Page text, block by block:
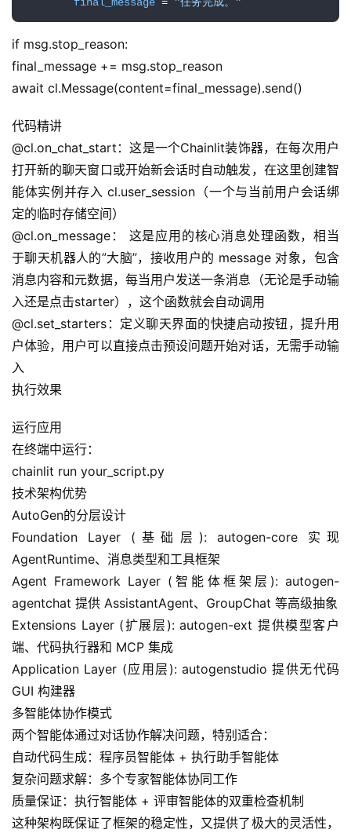
if msg.stop_reason:
final_message += msg.stop_reason
await cl.Message(content=final_message).send()
代码精讲
@cl.on_chat_start：这是一个Chainlit装饰器，在每次用户
打开新的聊天窗口或开始新会话时自动触发，在这里创建智
能体实例并存入 cl.user_session（一个与当前用户会话绑
定的临时存储空间）
@cl.on_message： 这是应用的核心消息处理函数，相当
于聊天机器人的”大脑”，接收用户的 message 对象，包含
消息内容和元数据，每当用户发送一条消息（无论是手动输
入还是点击starter），这个函数就会自动调用
@cl.set_starters：定义聊天界面的快捷启动按钮，提升用
户体验，用户可以直接点击预设问题开始对话，无需手动输
入
执行效果
运行应用
在终端中运行：
chainlit run your_script.py
技术架构优势
AutoGen的分层设计
Foundation Layer (基础层): autogen-core 实现
AgentRuntime、消息类型和工具框架
Agent Framework Layer (智能体框架层): autogen-
agentchat 提供 AssistantAgent、GroupChat 等高级抽象
Extensions Layer (扩展层): autogen-ext 提供模型客户
端、代码执行器和 MCP 集成
Application Layer (应用层): autogenstudio 提供无代码
GUI 构建器
多智能体协作模式
两个智能体通过对话协作解决问题，特别适合：
自动代码生成：程序员智能体 + 执行助手智能体
复杂问题求解：多个专家智能体协同工作
质量保证：执行智能体 + 评审智能体的双重检查机制
这种架构既保证了框架的稳定性，又提供了极大的灵活性，